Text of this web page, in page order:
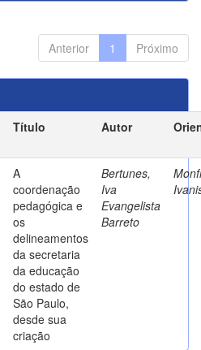
Anterior 1 Próximo
Título Autor
A
coordenação
pedagógica e
os
delineamentos
da secretaria
da educação
do estado de
São Paulo,
desde sua
criação
Bertunes,
Iva
Evangelista
Barreto